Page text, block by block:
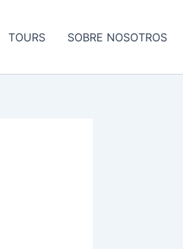
TOURS SOBRE NOSOTROS